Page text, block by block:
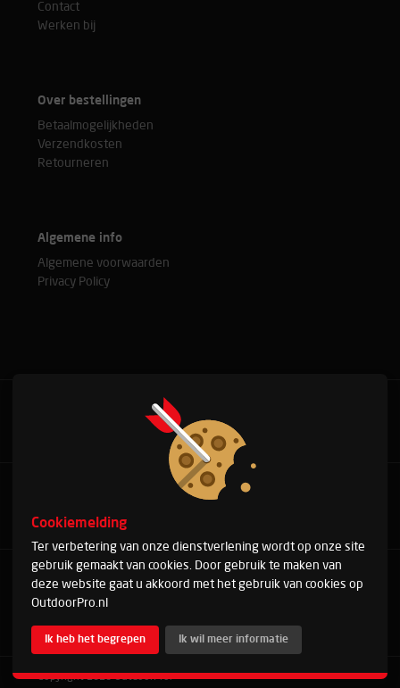
Contact
Werken bij
Over bestellingen
Betaalmogelijkheden
Verzendkosten
Retourneren
Algemene info
Algemene voorwaarden
Privacy Policy
Bel met onze experts
+31(0)76 515 37 88
Arduinstraat 20
4827 HK Breda
Telefoon: +31(0)76 515 37 88
E-mail: info@outdoorpro.nl
Copyright 2026 OutdoorPro.
Cookiemelding
Ter verbetering van onze dienstverlening wordt op onze site
gebruik gemaakt van cookies. Door gebruik te maken van
deze website gaat u akkoord met het gebruik van cookies op
OutdoorPro.nl
Ik heb het begrepen Ik wil meer informatie